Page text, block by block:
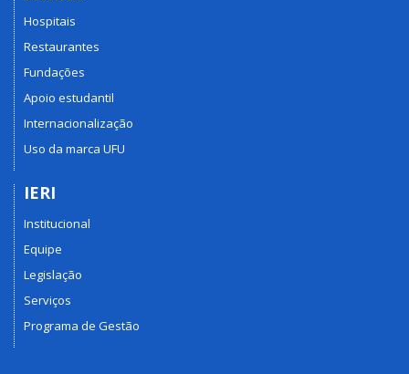
Hospitais
Restaurantes
Fundações
Apoio estudantil
Internacionalização
Uso da marca UFU
IERI
Institucional
Equipe
Legislação
Serviços
Programa de Gestão